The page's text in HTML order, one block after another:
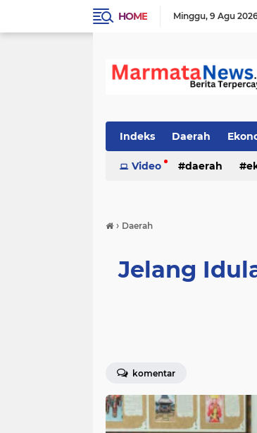
HOME Minggu 9 Agu
Indeks Daerah
Video daerah
› Daerah
Jelang
komentar